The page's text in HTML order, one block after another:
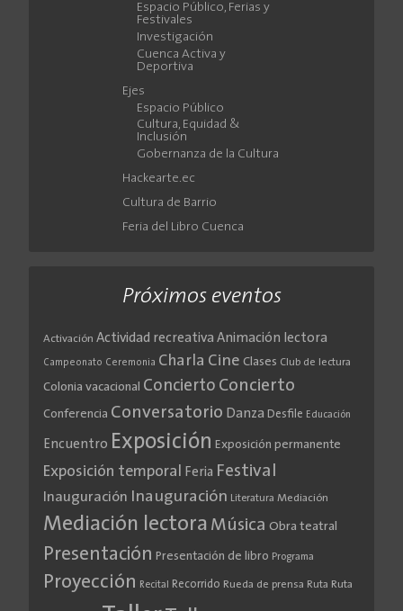
Espacio Público, Ferias y
Festivales
Investigación
Cuenca Activa y
Deportiva
Ejes
Espacio Público
Cultura, Equidad &
Inclusión
Gobernanza de la Cultura
Hackearte.ec
Cultura de Barrio
Feria del Libro Cuenca
Próximos eventos
Activación Actividad recreativa Animación lectora
Campeonato Ceremonia Charla Cine Clases Club de lectura
Colonia vacacional Concierto Concierto
Conferencia Conversatorio Danza Desfile Educación
Encuentro Exposición Exposición permanente
Exposición temporal Feria Festival
Inauguración Inauguración Literatura Mediación
Mediación lectora Música Obra teatral
Presentación Presentación de libro Programa
Proyección Recital Recorrido Rueda de prensa Ruta Ruta